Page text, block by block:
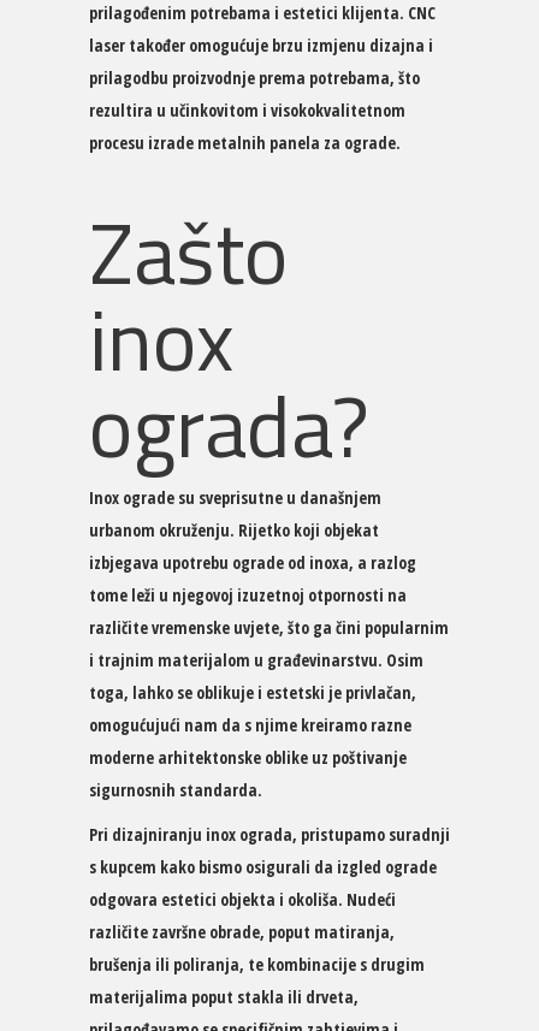
prilagođenim potrebama i estetici klijenta. CNC
laser također omogućuje brzu izmjenu dizajna i
prilagodbu proizvodnje prema potrebama, što
rezultira u učinkovitom i visokokvalitetnom
procesu izrade metalnih panela za ograde.
Zašto
inox
ograda?
Inox ograde su sveprisutne u današnjem
urbanom okruženju. Rijetko koji objekat
izbjegava upotrebu ograde od inoxa, a razlog
tome leži u njegovoj izuzetnoj otpornosti na
različite vremenske uvjete, što ga čini popularnim
i trajnim materijalom u građevinarstvu. Osim
toga, lahko se oblikuje i estetski je privlačan,
omogućujući nam da s njime kreiramo razne
moderne arhitektonske oblike uz poštivanje
sigurnosnih standarda.
Pri dizajniranju inox ograda, pristupamo suradnji
s kupcem kako bismo osigurali da izgled ograde
odgovara estetici objekta i okoliša. Nudeći
različite završne obrade, poput matiranja,
brušenja ili poliranja, te kombinacije s drugim
materijalima poput stakla ili drveta,